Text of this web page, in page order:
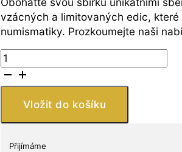
vzácných a limitovaných edic,
numismatiky. Prozkoumejte naši
DONALD
J.
TRUMP
znovu
Vložit do košíku
Přijímáme